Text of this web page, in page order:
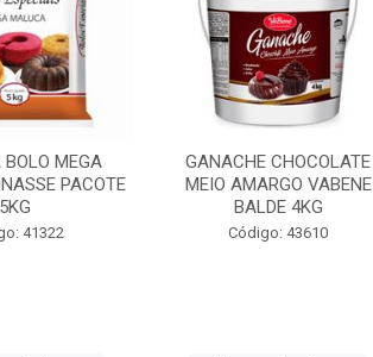
MEGA
PACOTE
5KG
41322
GANACHE CHOCOLATE
MEIO AMARGO VABENE
BALDE 4KG
Código: 43610